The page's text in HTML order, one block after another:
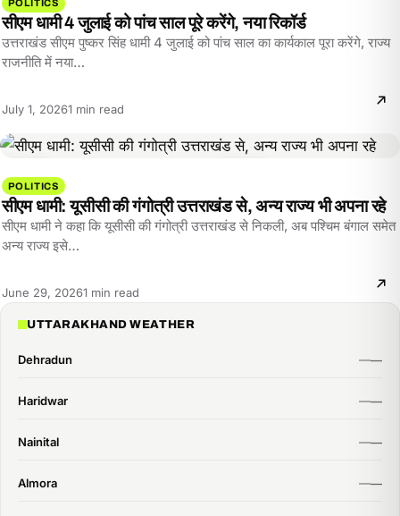
POLITICS
सीएम धामी 4 जुलाई को पांच साल पूरे करेंगे, नया रिकॉर्ड
उत्तराखंड सीएम पुष्कर सिंह धामी 4 जुलाई को पांच साल का कार्यकाल पूरा करेंगे, राज्य
राजनीति में नया…
July 1, 2026Reading
1 min read
POLITICS
सीएम धामी: यूसीसी की गंगोत्री उत्तराखंड से, अन्य राज्य भी अपना रहे
सीएम धामी ने कहा कि यूसीसी की गंगोत्री उत्तराखंड से निकली, अब पश्चिम बंगाल समेत
अन्य राज्य इसे…
June 29, 2026Reading
1 min read
UTTARAKHAND WEATHER
Dehradun
Haridwar
Nainital
Almora